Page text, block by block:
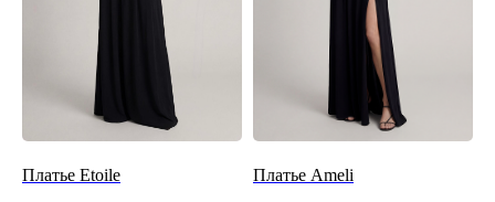
Платье Etoile Платье Ameli